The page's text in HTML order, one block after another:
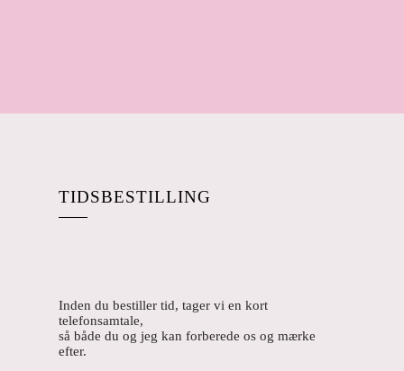
TIDSBESTILLING
Inden du bestiller tid, tager vi en kort
telefonsamtale,
så både du og jeg kan forberede os og mærke
efter.